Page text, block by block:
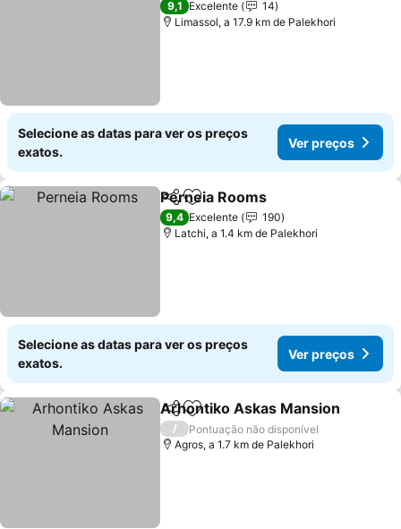
9,1 Excelente
14
Limassol, a 17.9 km de Palekhori
Selecione as datas para ver os preços
exatos.
Ver preços
PartilharAdicionar aos favoritos
Perneia Rooms
9,4 Excelente
190
Latchi, a 1.4 km de Palekhori
Selecione as datas para ver os preços
exatos.
Ver preços
PartilharAdicionar aos favoritos
Arhontiko Askas Mansion
/
Pontuação não disponível
Agros, a 1.7 km de Palekhori